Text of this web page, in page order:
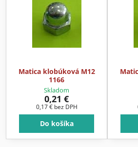
Matica klobúková M12
1166
Skladom
0,21 €
0,17 € bez DPH
Do košíka